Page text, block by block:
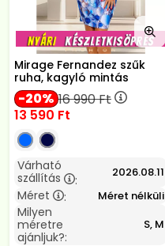
Mirage Fernandez szűk
ruha, kagyló mintás
20 16 990Ft
13 590 Ft
Várható
szállítás
: 2026.08.11
Méret : Méret nélküli
Milyen
méretre
ajánljuk?:
S, M